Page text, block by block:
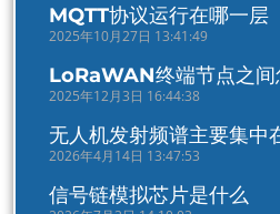
MQTT协议运行在哪一层
2025年10月27日 13:41:49
LoRaWAN终端节点之间
2025年12月3日 16:44:38
无人机发射频谱主要集中
2026年4月14日 13:47:53
信号链模拟芯片是什么